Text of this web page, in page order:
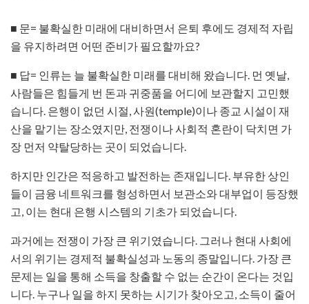
■ 문= 불확실한 미래에 대비하면서 은퇴 후에도 경제적 자립
을 유지하려면 어떤 준비가 필요할까요?
■ 답= 인류는 늘 불확실한 미래를 대비해 왔습니다. 먼 옛날,
사람들은 힘들게 번 돈과 귀중품을 어디에 보관할지 고민했
습니다. 은행이 없던 시절, 사원(temple)이나 종교 시설이 재
산을 맡기는 장소였지만, 전쟁이나 사회적 혼란이 닥치면 가
장 먼저 약탈당하는 곳이 되었습니다.
하지만 인간은 적응하고 발전하는 존재입니다. 부유한 상인
들이 금융 네트워크를 형성하면서 보관소와 대부업이 등장했
고, 이는 현대 은행 시스템의 기초가 되었습니다.
과거에는 전쟁이 가장 큰 위기였습니다. 그러나 현대 사회에
서의 위기는 경제적 불확실성과 노동의 종말입니다. 가장 큰
문제는 일을 통해 소득을 창출할 수 없는 순간이 온다는 것입
니다. 누구나 일을 하지 못하는 시기가 찾아오고, 소득이 줄어